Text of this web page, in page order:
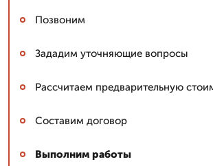
Позвоним
Зададим уточняющие вопросы
Рассчитаем предварительную
Составим договор
Выполним работы